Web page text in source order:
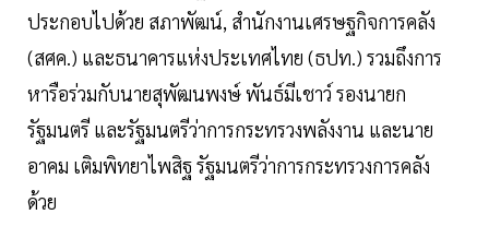
ประกอบไปด้วย สภาพัฒน์, สำนักงานเศรษฐกิจการคลัง
(สศค.) และธนาคารแห่งประเทศไทย (ธปท.) รวมถึงการ
หารือร่วมกับนายสุพัฒนพงษ์ พันธ์มีเชาว์ รองนายก
รัฐมนตรี และรัฐมนตรีว่าการกระทรวงพลังงาน และนาย
อาคม เติมพิทยาไพสิฐ รัฐมนตรีว่าการกระทรวงการคลัง
ด้วย